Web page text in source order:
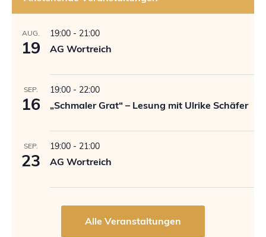
AUG.
19
19:00 - 21:00
AG Wortreich
SEP.
16
19:00 - 22:00
„Schmaler Grat“ – Lesung mit Ulrike Schäfer
SEP.
23
19:00 - 21:00
AG Wortreich